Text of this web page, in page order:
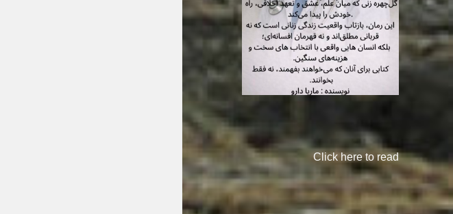
Click here to read